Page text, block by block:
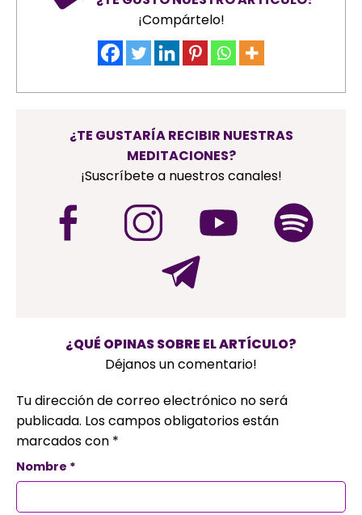
¡Compártelo!
¿TE GUSTARÍA RECIBIR NUESTRAS
MEDITACIONES?
¡Suscríbete a nuestros canales!
¿QUÉ OPINAS SOBRE EL ARTÍCULO?
Déjanos un comentario!
Tu dirección de correo electrónico no será
publicada. Los campos obligatorios están
marcados con *
Nombre *